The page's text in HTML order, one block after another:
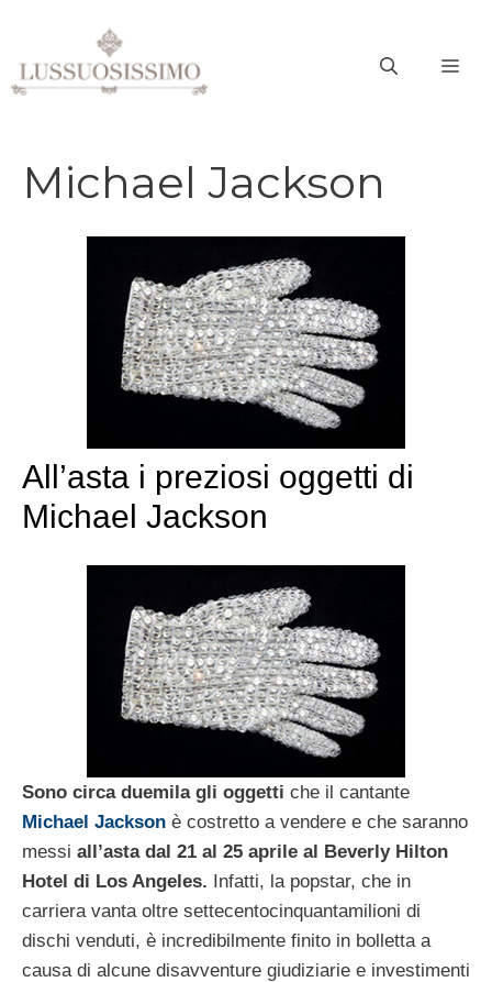
contenuto
Michael Jackson
All’asta i preziosi oggetti di
Michael Jackson
Sono circa duemila gli oggetti che il cantante
Michael Jackson è costretto a vendere e che saranno
messi all’asta dal 21 al 25 aprile al Beverly Hilton
Hotel di Los Angeles. Infatti, la popstar, che in
carriera vanta oltre settecentocinquantamilioni di
dischi venduti, è incredibilmente finito in bolletta a
causa di alcune disavventure giudiziarie e investimenti